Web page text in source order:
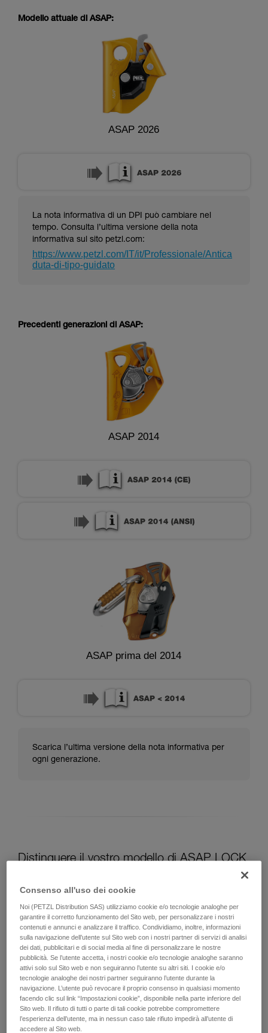
La padronanza di queste tecniche richiede una
Verificate con un professionista la vostra
capacità di rifare la manovra, da soli, in piena
sicurezza, prima di riprodurla autonomamente.
Forniamo esempi di tecniche relative alla vostra
attività. Ne possono esistere altre che non
vengono qui descritte.
Modello attuale di ASAP:
ASAP 2026
La nota informativa di un DPI può cambiare nel
tempo. Consulta l’ultima versione della nota
informativa sul sito petzl.com:
https://www.petzl.com/IT/it/Professionale/Antica
duta-di-tipo-guidato
Precedenti generazioni di ASAP:
ASAP 2014
ASAP prima del 2014
Scarica l’ultima versione della nota informativa per
ogni generazione.
Distinguere il vostro modello di ASAP LOCK
Modello attuale di ASAP LOCK:
ASAP LOCK 2026
Consenso all'uso dei cookie
Noi (PETZL Distribution SAS) utilizziamo cookie e/o tecnologie analoghe per
garantire il corretto funzionamento del Sito web, per personalizzare i nostri
contenuti e annunci e analizzare il traffico. Condividiamo, inoltre, informazioni
sulla navigazione dell’utente sul Sito web con i nostri partner di servizi di analisi
dei dati, pubblicitari e di social media al fine di personalizzare le nostre
pubblicità. Se l’utente accetta, i nostri cookie e/o tecnologie analoghe saranno
attivi solo sul Sito web e non seguiranno l’utente su altri siti. I cookie e/o
tecnologie analoghe dei nostri partner seguiranno l’utente durante la
navigazione. L’utente può revocare il proprio consenso in qualsiasi momento
facendo clic sul link “Impostazioni cookie”, disponibile nella parte inferiore del
Sito web. Il rifiuto di tutti o parte di tali cookie potrebbe compromettere
l’esperienza dell’utente, ma in nessun caso tale rifiuto impedirà all’utente di
accedere al Sito web.